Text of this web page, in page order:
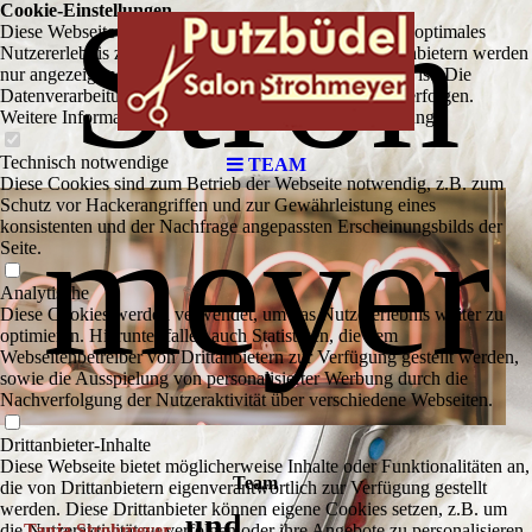
TEAM
Stroh
meyer
Team
Cookie-Einstellungen
Diese Webseite verwendet Cookies, um Besuchern ein optimales
Nutzererlebnis zu bieten. Bestimmte Inhalte von Drittanbietern werden
nur angezeigt, wenn die entsprechende Option aktiviert ist. Die
Datenverarbeitung kann dann auch in einem Drittland erfolgen.
Weitere Informationen hierzu in der Datenschutzerklärung.
Technisch notwendige
Diese Cookies sind zum Betrieb der Webseite notwendig, z.B. zum
Schutz vor Hackerangriffen und zur Gewährleistung eines
konsistenten und der Nachfrage angepassten Erscheinungsbilds der
Seite.
Analytische
Diese Cookies werden verwendet, um das Nutzererlebnis weiter zu
optimieren. Hierunter fallen auch Statistiken, die dem
Webseitenbetreiber von Drittanbietern zur Verfügung gestellt werden,
sowie die Ausspielung von personalisierter Werbung durch die
Nachverfolgung der Nutzeraktivität über verschiedene Webseiten.
Drittanbieter-Inhalte
Diese Webseite bietet möglicherweise Inhalte oder Funktionalitäten an,
die von Drittanbietern eigenverantwortlich zur Verfügung gestellt
werden. Diese Drittanbieter können eigene Cookies setzen, z.B. um